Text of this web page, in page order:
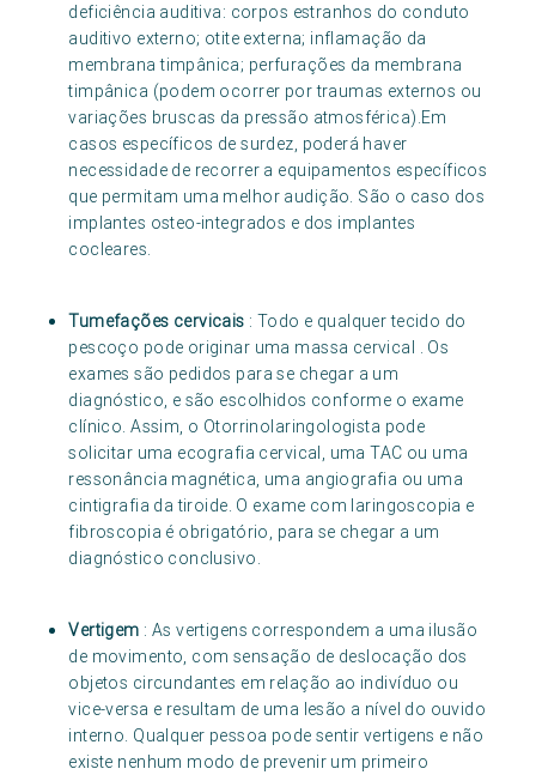
deficiência auditiva: corpos estranhos do conduto
auditivo externo; otite externa; inflamação da
membrana timpânica; perfurações da membrana
timpânica (podem ocorrer por traumas externos ou
variações bruscas da pressão atmosférica).Em
casos específicos de surdez, poderá haver
necessidade de recorrer a equipamentos específicos
que permitam uma melhor audição. São o caso dos
implantes osteo-integrados e dos implantes
cocleares.
Tumefações cervicais : Todo e qualquer tecido do
pescoço pode originar uma massa cervical . Os
exames são pedidos para se chegar a um
diagnóstico, e são escolhidos conforme o exame
clínico. Assim, o Otorrinolaringologista pode
solicitar uma ecografia cervical, uma TAC ou uma
ressonância magnética, uma angiografia ou uma
cintigrafia da tiroide. O exame com laringoscopia e
fibroscopia é obrigatório, para se chegar a um
diagnóstico conclusivo.
Vertigem : As vertigens correspondem a uma ilusão
de movimento, com sensação de deslocação dos
objetos circundantes em relação ao indivíduo ou
vice-versa e resultam de uma lesão a nível do ouvido
interno. Qualquer pessoa pode sentir vertigens e não
existe nenhum modo de prevenir um primeiro